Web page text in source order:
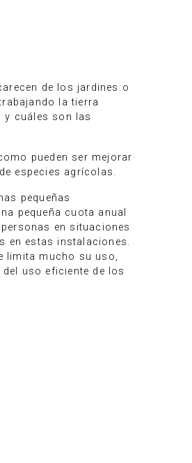
de los jardines o
la tierra
y cuáles son las
pueden ser mejorar
especies agrícolas.
pequeñas
pequeña cuota anual
en situaciones
en estas instalaciones.
limita mucho su uso,
uso eficiente de los